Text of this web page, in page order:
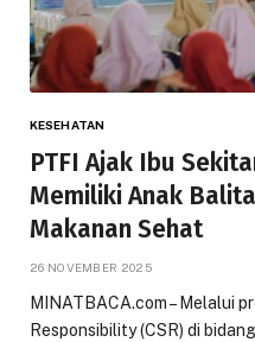
KESEHATAN
PTFI Ajak Ibu
Memiliki Anak
Makanan Sehat
26 NOVEMBER 2025
MINATBACA.com – Melalui
Responsibility (CSR) di